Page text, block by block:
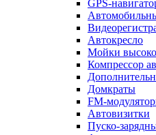
GPS-
Автокресло
Мойки
Компрессор
Домкраты
FM-
Автовизитки
Пуско-